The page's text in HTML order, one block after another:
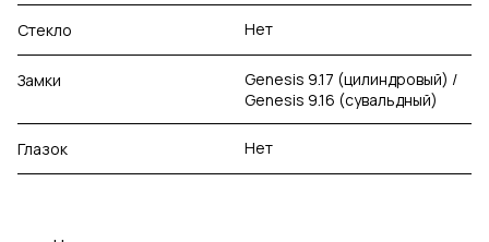
Стекло Нет
Замки
Genesis 9.17 (цилиндровый) /
Genesis 9.16 (сувальдный)
Глазок Нет